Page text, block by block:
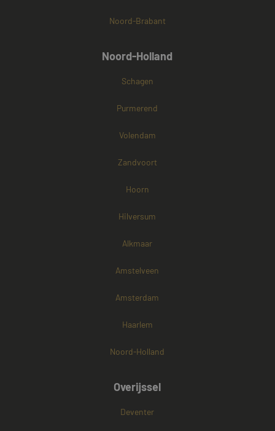
Noord-Brabant
Noord-Holland
Schagen
Purmerend
Volendam
Zandvoort
Hoorn
Hilversum
Alkmaar
Amstelveen
Amsterdam
Haarlem
Noord-Holland
Overijssel
Deventer